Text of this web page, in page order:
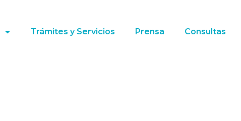
Trámites y Servicios Prensa Consultas